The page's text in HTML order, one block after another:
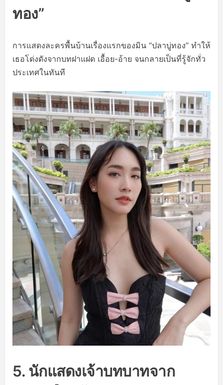
ทอง”
การแสดงละครพื้นบ้านเรื่องแรกของมิน “ปลาบู่ทอง” ทำให้
เธอโด่งดังจากบทฝาแฝด เอื้อย-อ้าย จนกลายเป็นที่รู้จักทั่ว
ประเทศในทันที
5. นักแสดงเจ้าบทบาทจาก